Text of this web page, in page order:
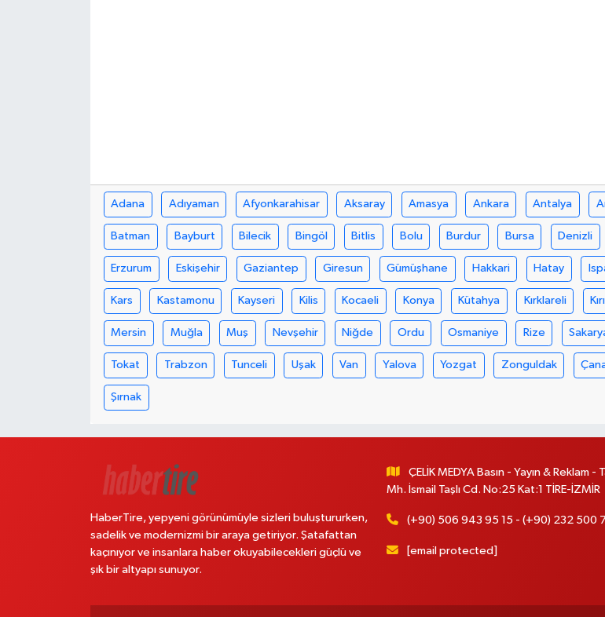
Adana Adıyaman Afyonkarahisar Aksaray Amasya Ankara Antalya
Batman Bayburt Bilecik Bingöl Bitlis Bolu Burdur Bursa Denizli
Erzurum Eskişehir Gaziantep Giresun Gümüşhane Hakkari Hatay
Kars Kastamonu Kayseri Kilis Kocaeli Konya Kütahya Kırklareli
Mersin Muğla Muş Nevşehir Niğde Ordu Osmaniye Rize
Tokat Trabzon Tunceli Uşak Van Yalova Yozgat Zonguldak
Şırnak
HaberTire, yepyeni görünümüyle sizleri buluştururken,
sadelik ve modernizmi bir araya getiriyor. Şatafattan
kaçınıyor ve insanlara haber okuyabilecekleri güçlü ve
şık bir altyapı sunuyor.
ÇELİK MEDYA Basın - Yayın & Reklam -
Mh. İsmail Taşlı Cd. No:25 Kat:1 TİRE-İZMİR
(+90) 506 943 95 15 - (+90) 232 500
[email protected]